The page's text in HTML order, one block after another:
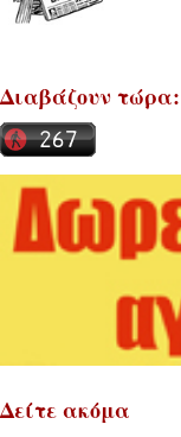
Διαβάζουν τώρα:
Δείτε ακόμα